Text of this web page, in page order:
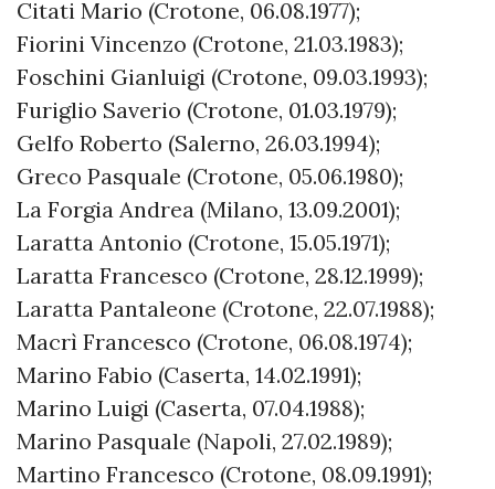
Citati Mario (Crotone, 06.08.1977);
Fiorini Vincenzo (Crotone, 21.03.1983);
Foschini Gianluigi (Crotone, 09.03.1993);
Furiglio Saverio (Crotone, 01.03.1979);
Gelfo Roberto (Salerno, 26.03.1994);
Greco Pasquale (Crotone, 05.06.1980);
La Forgia Andrea (Milano, 13.09.2001);
Laratta Antonio (Crotone, 15.05.1971);
Laratta Francesco (Crotone, 28.12.1999);
Laratta Pantaleone (Crotone, 22.07.1988);
Macrì Francesco (Crotone, 06.08.1974);
Marino Fabio (Caserta, 14.02.1991);
Marino Luigi (Caserta, 07.04.1988);
Marino Pasquale (Napoli, 27.02.1989);
Martino Francesco (Crotone, 08.09.1991);